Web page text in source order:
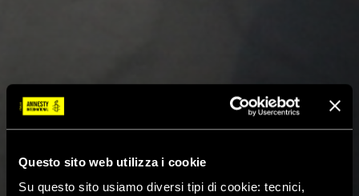
Questo sito web utilizza i cookie
Su questo sito usiamo diversi tipi di cookie: tecnici,